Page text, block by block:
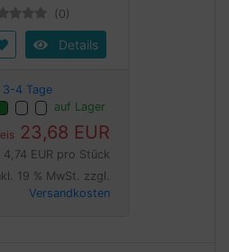
(0)
Details
3-4 Tage
auf Lager
23,68 EUR
4,74 EUR pro Stück
19 % MwSt. zzgl.
Versandkosten